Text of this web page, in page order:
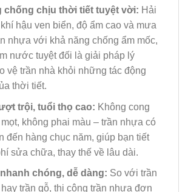
chống chịu thời tiết tuyệt vời: Hải
hậu ven biển, độ ẩm cao và mưa
nhựa với khả năng chống ẩm mốc,
nước tuyệt đối là giải pháp lý
vệ trần nhà khỏi những tác động
thời tiết.
trội, tuổi thọ cao: Không cong
không phai màu – trần nhựa có
đến hàng chục năm, giúp bạn tiết
sửa chữa, thay thế về lâu dài.
chóng, dễ dàng: So với trần
trần gỗ, thi công trần nhựa đơn